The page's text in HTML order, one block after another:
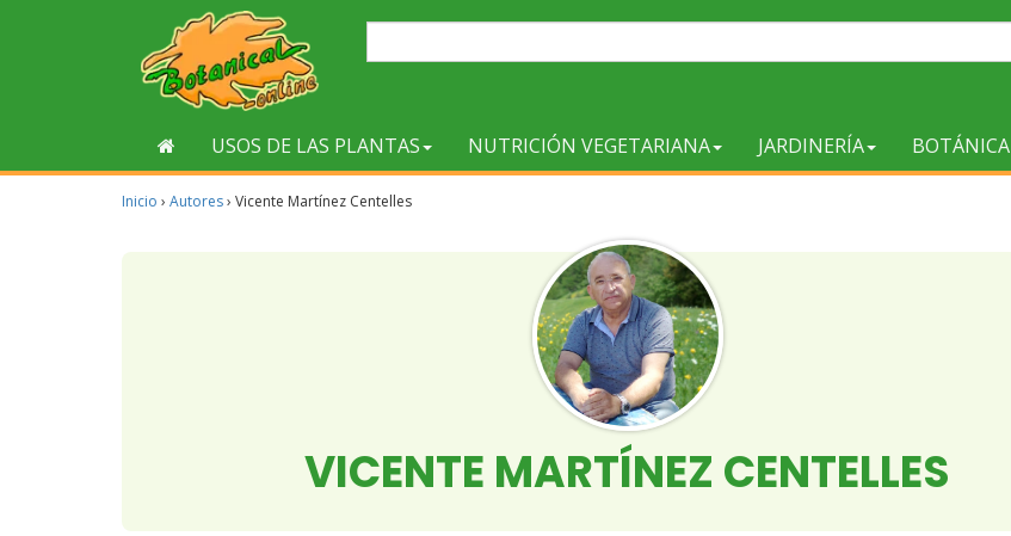
USOS DE LAS PLANTAS NUTRICIÓN VEGETARIANA JARDINERÍA BOTÁNICA
Inicio › Autores› Vicente Martínez Centelles
VICENTE MARTÍNEZ CENTELLES